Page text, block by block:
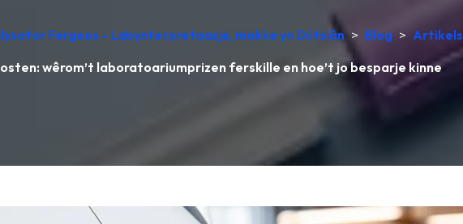
Fergees - Labynterpretaasje, makke yn Dútslân > Blog > Artikels
wêrom’t laboratoariumprizen ferskille en hoe’t jo besparje kinne